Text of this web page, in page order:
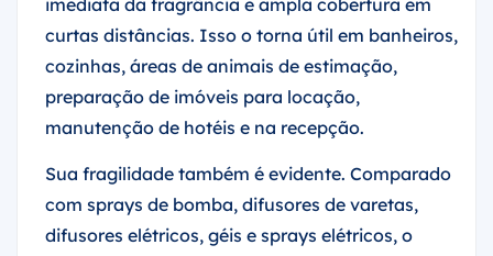
imediata da fragrância e ampla cobertura em
curtas distâncias. Isso o torna útil em banheiros,
cozinhas, áreas de animais de estimação,
preparação de imóveis para locação,
manutenção de hotéis e na recepção.
Sua fragilidade também é evidente. Comparado
com sprays de bomba, difusores de varetas,
difusores elétricos, géis e sprays elétricos, o